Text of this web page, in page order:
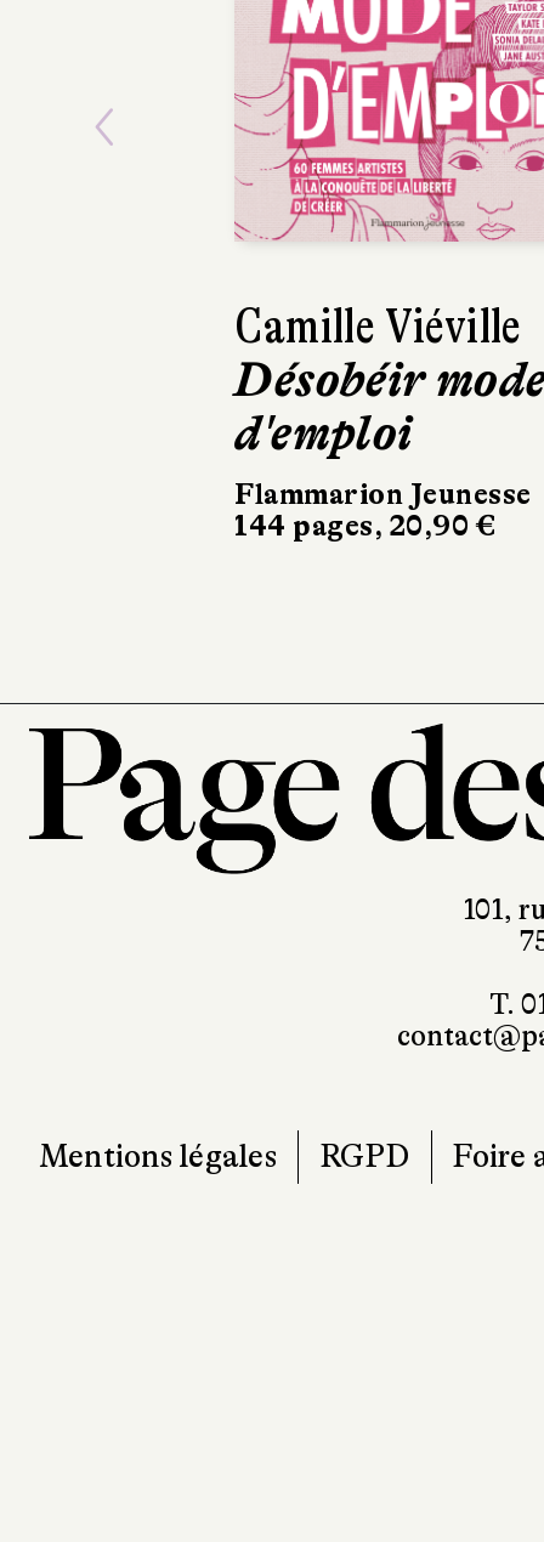
Camille Viéville
Désobéir mode
d'emploi
Flammarion Jeunesse
144 pages, 20,90 €
Previous
101,
T.
Mentions légales RGPD Foire